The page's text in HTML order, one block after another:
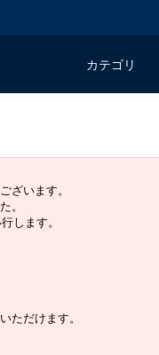
カテゴリ
ざいます。
。
します。
ただけます。